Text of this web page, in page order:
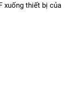
xuống thiết bị của